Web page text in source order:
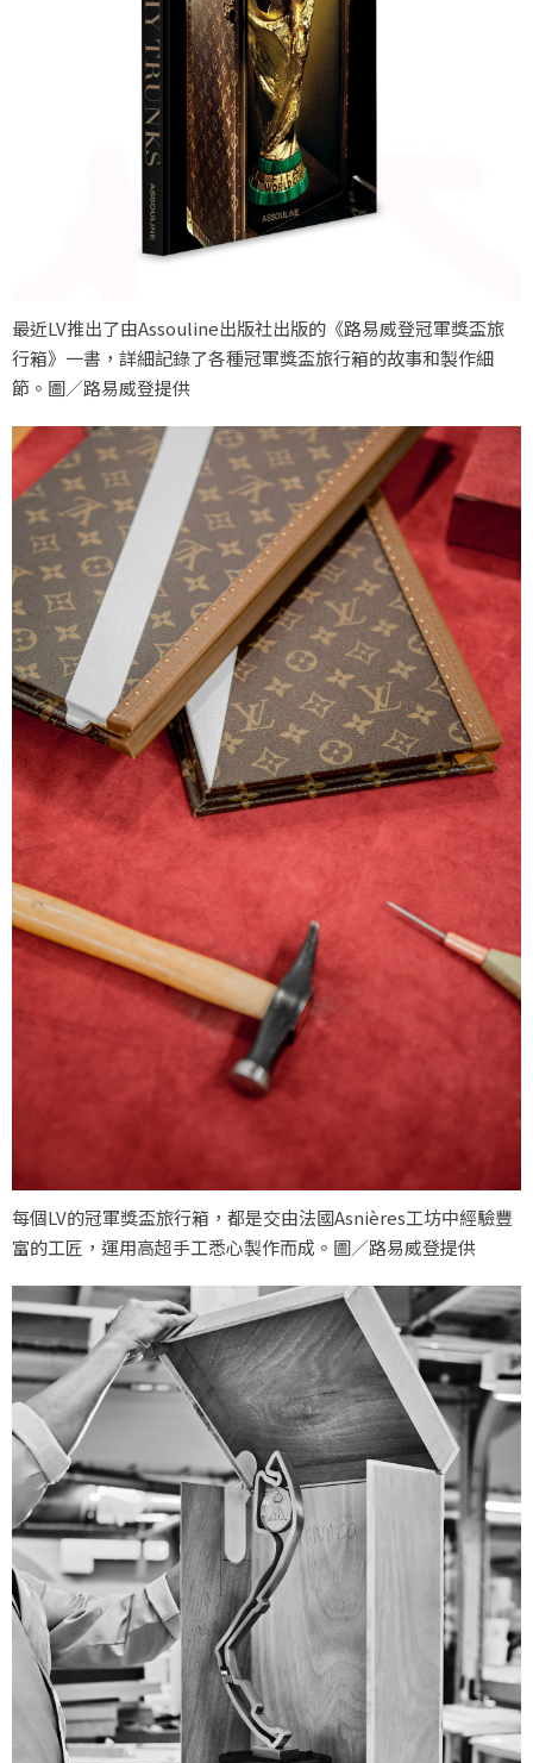
最近LV推出了由Assouline出版社出版的《路易威登冠軍獎盃旅
行箱》一書，詳細記錄了各種冠軍獎盃旅行箱的故事和製作細
節。圖／路易威登提供
每個LV的冠軍獎盃旅行箱，都是交由法國Asnières工坊中經驗豐
富的工匠，運用高超手工悉心製作而成。圖／路易威登提供